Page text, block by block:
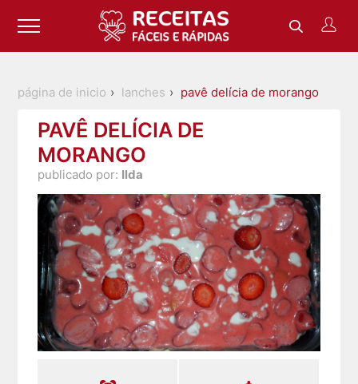
página de inicio lanches pavê delícia de morango
PAVÊ DELÍCIA DE
MORANGO
publicado por: Ilda